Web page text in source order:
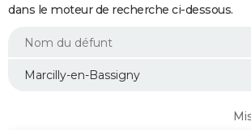
Mobiles
Meilleur smartphone
Internet
Ordinateurs
Jeux vidéo
Guide high-tech
+
BRICOLAGE
Forum
Aménagement intérieur
Extérieur
Cuisine
Salle de bains
Jardinage
Rangement
WEEK-END
Guides de France
Escapades
Patrimoine
Expositions
Musées
Week-end nature
LIFESTYLE
dans le moteur de recherche ci-dessous.